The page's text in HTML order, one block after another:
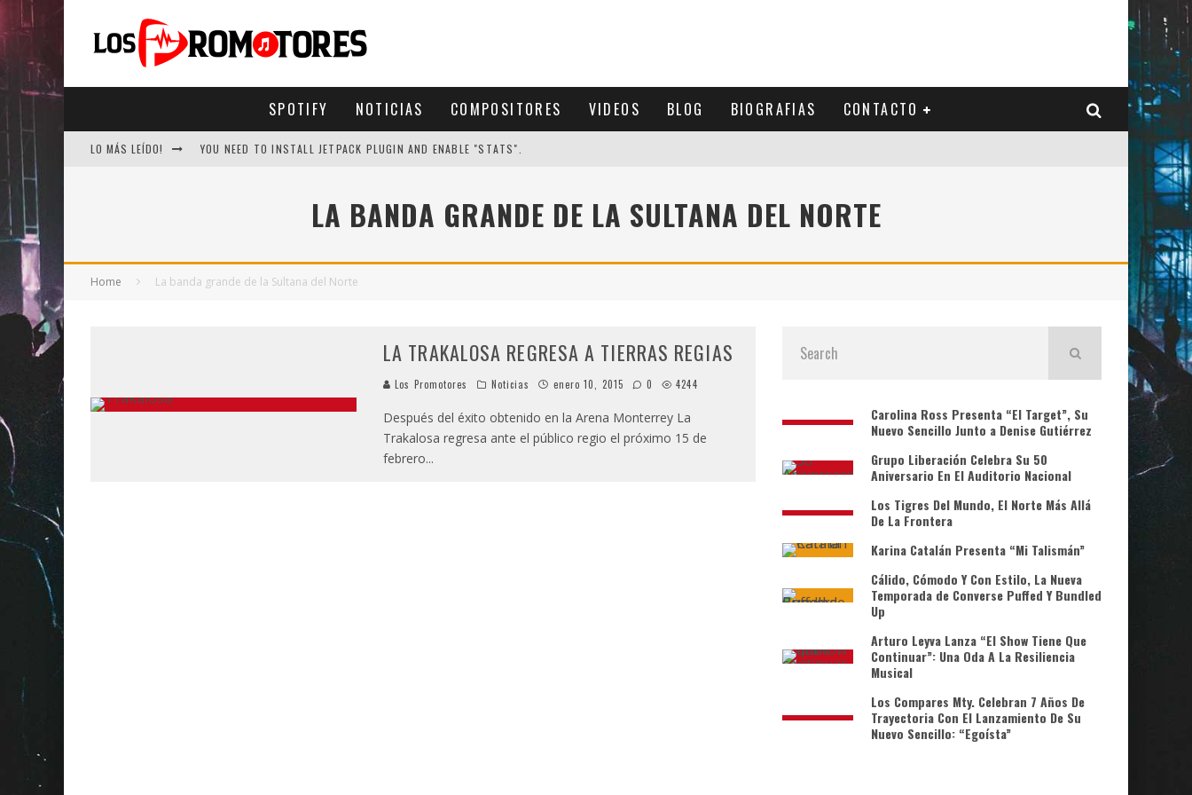
SPOTIFY NOTICIAS COMPOSITORES VIDEOS BLOG BIOGRAFIAS CONTACTO
LO MÁS LEÍDO! YOU NEED TO INSTALL JETPACK PLUGIN AND ENABLE "STATS".
LA BANDA GRANDE DE LA SULTANA DEL NORTE
Home La banda grande de la Sultana del Norte
LA TRAKALOSA REGRESA A TIERRAS REGIAS
Los Promotores Noticias enero 10, 2015 0 4244
Después del éxito obtenido en la Arena Monterrey La
Trakalosa regresa ante el público regio el próximo 15 de
febrero...
Carolina Ross Presenta “El Target”, Su
Nuevo Sencillo Junto a Denise Gutiérrez
Grupo Liberación Celebra Su 50
Aniversario En El Auditorio Nacional
Los Tigres Del Mundo, El Norte Más Allá
De La Frontera
Karina Catalán Presenta “Mi Talismán”
Cálido, Cómodo Y Con Estilo, La Nueva
Temporada de Converse Puffed Y Bundled
Up
Arturo Leyva Lanza “El Show Tiene Que
Continuar”: Una Oda A La Resiliencia
Musical
Los Compares Mty. Celebran 7 Años De
Trayectoria Con El Lanzamiento De Su
Nuevo Sencillo: “Egoísta”